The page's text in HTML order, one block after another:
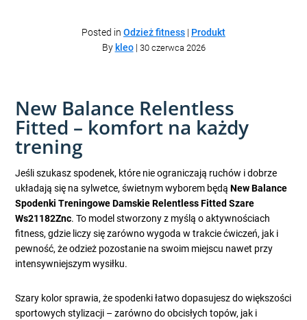
Posted in Odzież fitness | Produkt
By kleo| 30 czerwca 2026
New Balance Relentless
Fitted – komfort na każdy
trening
Jeśli szukasz spodenek, które nie ograniczają ruchów i dobrze
układają się na sylwetce, świetnym wyborem będąNew Balance
Spodenki Treningowe Damskie Relentless Fitted Szare
Ws21182Znc. To model stworzony z myślą o aktywnościach
fitness, gdzie liczy się zarówno wygoda w trakcie ćwiczeń, jak i
pewność, że odzież pozostanie na swoim miejscu nawet przy
intensywniejszym wysiłku.
Szary kolor sprawia, że spodenki łatwo dopasujesz do większości
sportowych stylizacji – zarówno do obcisłych topów, jak i